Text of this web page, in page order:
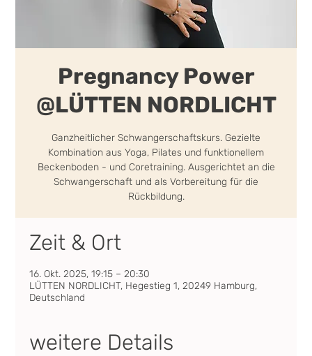
Pregnancy Power
@LÜTTEN NORDLICHT
Ganzheitlicher Schwangerschaftskurs. Gezielte
Kombination aus Yoga, Pilates und funktionellem
Beckenboden - und Coretraining. Ausgerichtet an die
Schwangerschaft und als Vorbereitung für die
Rückbildung.
Zeit & Ort
16. Okt. 2025, 19:15 – 20:30
LÜTTEN NORDLICHT, Hegestieg 1, 20249 Hamburg,
Deutschland
weitere Details